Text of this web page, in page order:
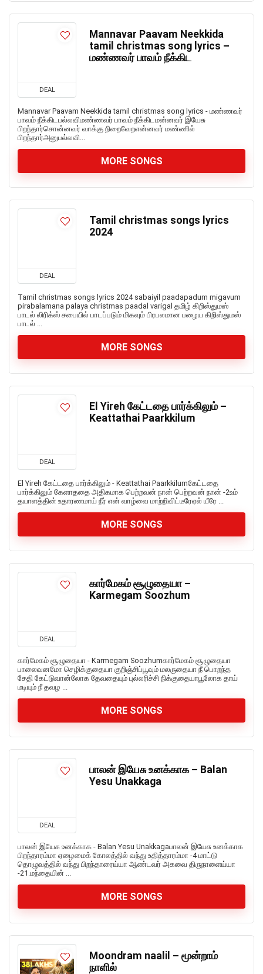
DEAL
Mannavar Paavam Neekkida
tamil christmas song lyrics –
மண்ணவர் பாவம் நீக்கிட
Mannavar Paavam Neekkida tamil christmas song lyrics - மண்ணவர்
பாவம் நீக்கிடபல்லவிமண்ணவர் பாவம் நீக்கிடமன்னவர் இயேசு
பிறந்தார்சொன்னவர் வாக்கு நிறைவேறஎன்னவர் மண்ணில்
பிறந்தார்அனுபல்லவி...
MORE SONGS
DEAL
Tamil christmas songs lyrics
2024
Tamil christmas songs lyrics 2024 sabaiyil paadapadum migavum
pirabalamana palaya christmas paadal varigal தமிழ் கிறிஸ்துமஸ்
பாடல் லிரிக்ஸ் சபையில் பாடப்படும் மிகவும் பிரபலமான பழைய கிறிஸ்துமஸ்
பாடல் ...
MORE SONGS
DEAL
El Yireh கேட்டதை பார்க்கிலும் –
Keattathai Paarkkilum
El Yireh கேட்டதை பார்க்கிலும் - Keattathai Paarkkilumகேட்டதை
பார்க்கிலும் கேளாததை அதிகமாக பெற்றவன் நான் பெற்றவன் நான் -2உம்
தயாளத்தின் உதாரணமாய் நீர் என் வாழ்வை மாற்றிவிட்டீரேஏல் யீரே ...
MORE SONGS
DEAL
கார்மேகம் சூழுதையா –
Karmegam Soozhum
கார்மேகம் சூழுதையா - Karmegam Soozhumகார்மேகம் சூழுதையா
பாலைவனமோ செழிக்குதையா குறிஞ்சிப்பூவும் மலருதையா நீ பொறந்த
சேதி கேட்டுவான்லோக தேவதையும் புல்லரிச்சி நிக்குதையாபூலோக தாய்
மடியும் நீ தவழ ...
MORE SONGS
DEAL
பாலன் இயேசு உனக்காக – Balan
Yesu Unakkaga
பாலன் இயேசு உனக்காக - Balan Yesu Unakkagaபாலன் இயேசு உனக்காக
பிறந்தாரம்மா ஏழைமைக் கோலத்தில் வந்து உதித்தாரம்மா -4 மாட்டு
தொழுவத்தில் வந்து பிறந்தாரைய்யா ஆண்டவர் அகவை திருநாளைய்யா
-21.மந்தையின் ...
MORE SONGS
Moondram naalil – மூன்றாம்
நாளில்